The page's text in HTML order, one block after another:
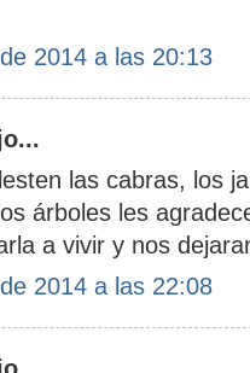
2014 a las 20:13
las cabras, los
árboles les
a vivir y nos
2014 a las 22:08